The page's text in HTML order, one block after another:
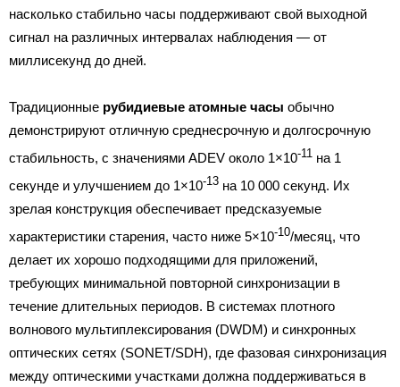
насколько стабильно часы поддерживают свой выходной
сигнал на различных интервалах наблюдения — от
миллисекунд до дней.
Традиционные рубидиевые атомные часы обычно
демонстрируют отличную среднесрочную и долгосрочную
стабильность, с значениями ADEV около 1×10-11 на 1
секунде и улучшением до 1×10-13 на 10 000 секунд. Их
зрелая конструкция обеспечивает предсказуемые
характеристики старения, часто ниже 5×10-10/месяц, что
делает их хорошо подходящими для приложений,
требующих минимальной повторной синхронизации в
течение длительных периодов. В системах плотного
волнового мультиплексирования (DWDM) и синхронных
оптических сетях (SONET/SDH), где фазовая синхронизация
между оптическими участками должна поддерживаться в